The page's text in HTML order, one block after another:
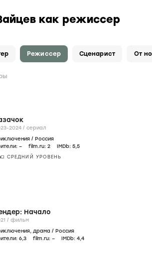
как режиссер
Режиссер Сценарист
2024 / сериал
/ Россия
– film.ru: 2 IMDb: 5,5
СРЕДНИЙ УРОВЕНЬ
Начало
/ фильм
, драма / Россия
6,3 film.ru: – IMDb: 4,4